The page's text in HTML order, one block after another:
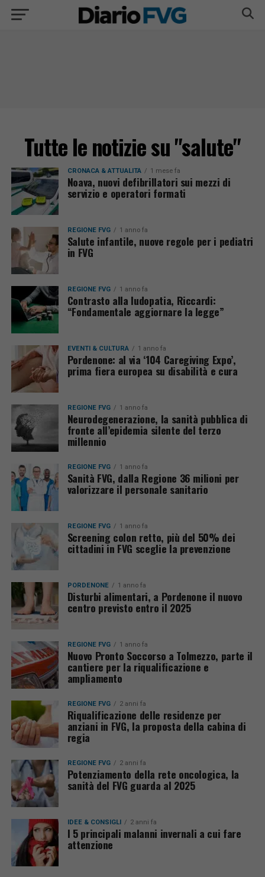
Tutte le notizie su "salute"
CRONACA & ATTUALITÀ 1 mese fa
Noava, nuovi defibrillatori sui mezzi di
servizio e operatori formati
REGIONE FVG 1 anno fa
Salute infantile, nuove regole per i pediatri
in FVG
REGIONE FVG 1 anno fa
Contrasto alla ludopatia, Riccardi:
“Fondamentale aggiornare la legge”
EVENTI & CULTURA 1 anno fa
Pordenone: al via ‘104 Caregiving Expo’,
prima fiera europea su disabilità e cura
REGIONE FVG 1 anno fa
Neurodegenerazione, la sanità pubblica di
fronte all’epidemia silente del terzo
millennio
REGIONE FVG 1 anno fa
Sanità FVG, dalla Regione 36 milioni per
valorizzare il personale sanitario
REGIONE FVG 1 anno fa
Screening colon retto, più del 50% dei
cittadini in FVG sceglie la prevenzione
PORDENONE 1 anno fa
Disturbi alimentari, a Pordenone il nuovo
centro previsto entro il 2025
REGIONE FVG 1 anno fa
Nuovo Pronto Soccorso a Tolmezzo, parte il
cantiere per la riqualificazione e
ampliamento
REGIONE FVG 2 anni fa
Riqualificazione delle residenze per
anziani in FVG, la proposta della cabina di
regia
REGIONE FVG 2 anni fa
Potenziamento della rete oncologica, la
sanità del FVG guarda al 2025
IDEE & CONSIGLI 2 anni fa
I 5 principali malanni invernali a cui fare
attenzione